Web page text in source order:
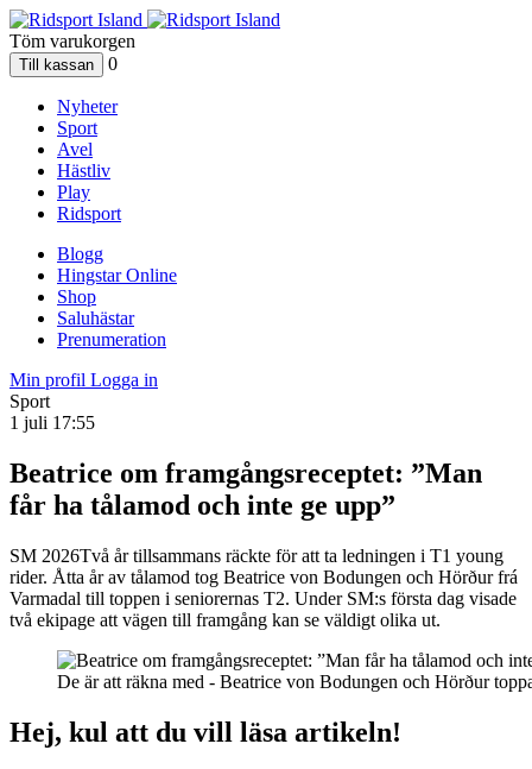
Töm varukorgen
0
Nyheter
Sport
Avel
Hästliv
Play
Ridsport
Blogg
Hingstar Online
Shop
Saluhästar
Prenumeration
Min profil Logga in
Sport
1 juli 17:55
Beatrice om framgångsreceptet: ”Man
får ha tålamod och inte ge upp”
SM 2026Två år tillsammans räckte för att ta ledningen i T1 young
rider. Åtta år av tålamod tog Beatrice von Bodungen och Hörður frá
Varmadal till toppen i seniorernas T2. Under SM:s första dag visade
två ekipage att vägen till framgång kan se väldigt olika ut.
De är att räkna med - Beatrice von Bodungen och Hörður
Hej, kul att du vill läsa artikeln!